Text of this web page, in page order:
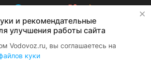
Оферта
и рекомендательные
улучшения работы сайта
Vodovoz.ru, вы соглашаетесь на
куки